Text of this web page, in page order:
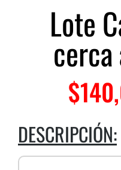
Lote
$
DESCRIPCIÓN: